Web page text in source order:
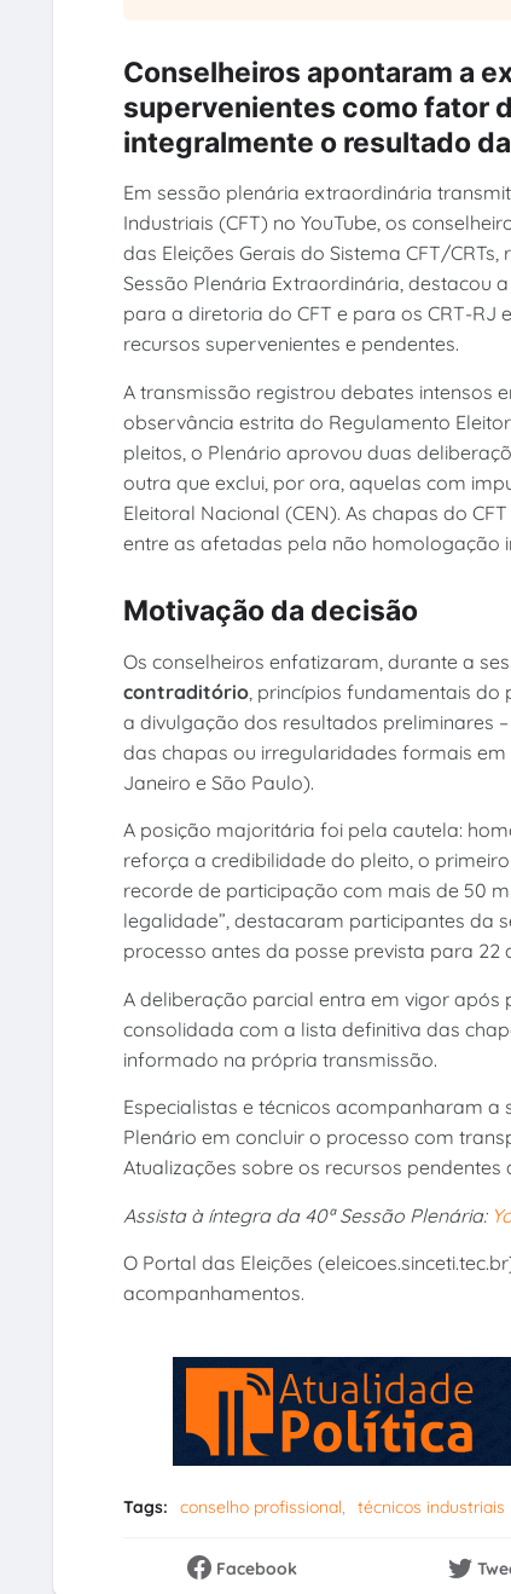
Conselheiros apontaram a
supervenientes como fator
integralmente o resultado
Em sessão plenária extraordinária
Industriais (CFT) no YouTube, os
das Eleições Gerais do Sistema CFT/
Sessão Plenária Extraordinária, destacou
para a diretoria do CFT e para os CRT-RJ
recursos supervenientes e pendentes.
A transmissão registrou debates intensos
observância estrita do Regulamento
pleitos, o Plenário aprovou duas
outra que exclui, por ora, aquelas com
Eleitoral Nacional (CEN). As chapas do
entre as afetadas pela não homologação
Motivação da decisão
Os conselheiros enfatizaram, durante a
contraditório, princípios fundamentais do
a divulgação dos resultados preliminares
das chapas ou irregularidades formais em
Janeiro e São Paulo).
A posição majoritária foi pela cautela:
reforça a credibilidade do pleito, o
recorde de participação com mais de 50
legalidade”, destacaram participantes da
processo antes da posse prevista para 22
A deliberação parcial entra em vigor após
consolidada com a lista definitiva das
informado na própria transmissão.
Especialistas e técnicos acompanharam
Plenário em concluir o processo com
Atualizações sobre os recursos
Assista à íntegra da 40ª Sessão Plenária:
O Portal das Eleições
acompanhamentos.
Tags: conselho profissional técnicos industriais
Facebook